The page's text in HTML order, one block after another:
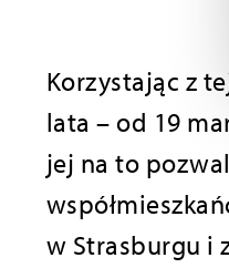
Korzystając z
lata – od 19
jej na to
w Strasburgu i